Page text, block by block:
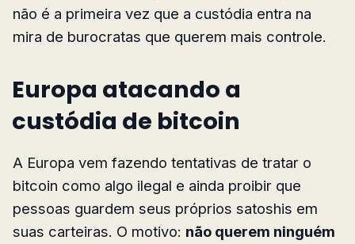
não é a primeira vez que a custódia entra na
mira de burocratas que querem mais controle.
Europa atacando a
custódia de bitcoin
A Europa vem fazendo tentativas de tratar o
bitcoin como algo ilegal e ainda proibir que
pessoas guardem seus próprios satoshis em
suas carteiras. O motivo: não querem ninguém